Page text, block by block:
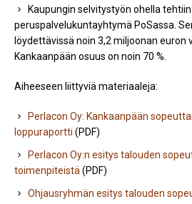
Kaupungin selvitystyön ohella
peruspalvelukuntayhtymä PoSassa.
löydettävissä noin 3,2 miljoonan euron
Kankaanpään osuus on noin 70 %.
Aiheeseen liittyviä materiaaleja:
Perlacon Oy: Kankaanpään
loppuraportti (PDF)
Perlacon Oy:n esitys talouden
toimenpiteistä (PDF)
Ohjausryhmän esitys talouden